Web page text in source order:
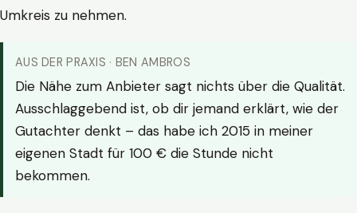
Umkreis zu nehmen.
AUS DER PRAXIS · BEN AMBROS
Die Nähe zum Anbieter sagt nichts über die Qualität.
Ausschlaggebend ist, ob dir jemand erklärt, wie der
Gutachter denkt – das habe ich 2015 in meiner
eigenen Stadt für 100 € die Stunde nicht
bekommen.